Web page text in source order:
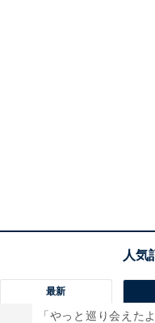
最新
「やっと巡り会えた